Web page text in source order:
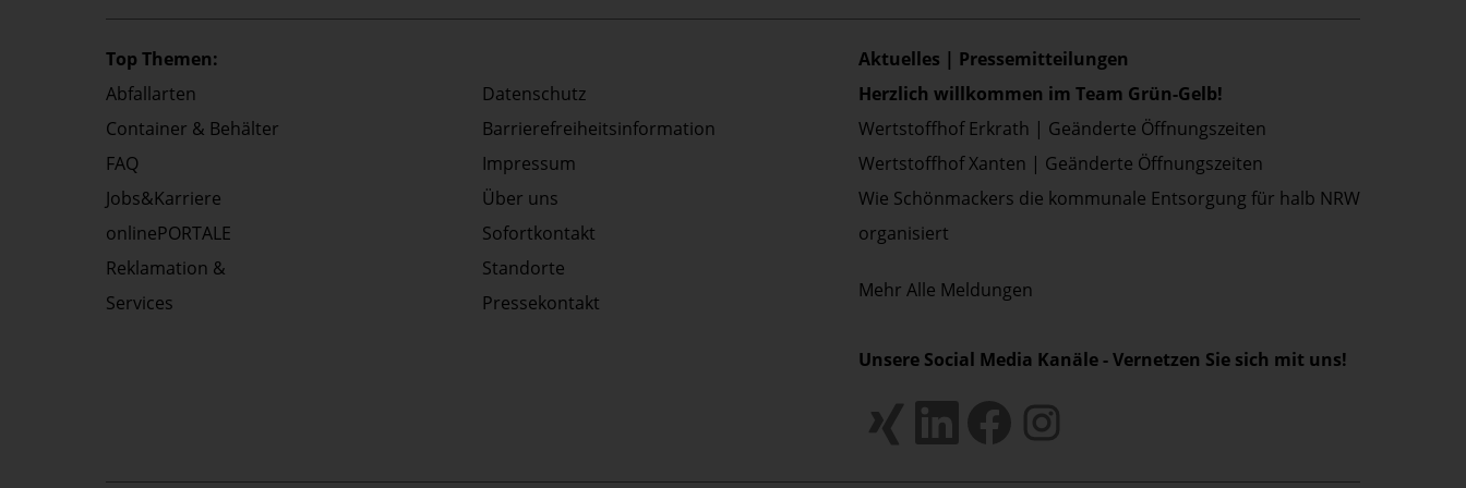
Top Themen:
Abfallarten
Container & Behälter
FAQ
Jobs&Karriere
onlinePORTALE
Reklamation &
Services
Datenschutz
Barrierefreiheitsinformation
Impressum
Über uns
Sofortkontakt
Standorte
Pressekontakt
Aktuelles | Pressemitteilungen
Herzlich willkommen im Team Grün-Gelb!
Wertstoffhof Erkrath | Geänderte Öffnungszeiten
Wertstoffhof Xanten | Geänderte Öffnungszeiten
Wie Schönmackers die kommunale Entsorgung für halb NRW
organisiert
Mehr Alle Meldungen
Unsere Social Media Kanäle - Vernetzen Sie sich mit uns!